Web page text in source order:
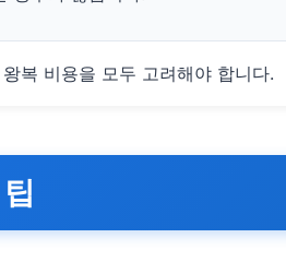
복 비용을 모두 고려해야 합니다.